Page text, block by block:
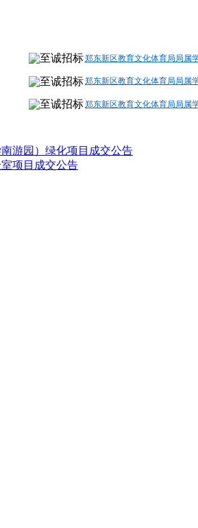
郑东新区教育文化体育局局属
郑东新区教育文化体育局局属
郑东新区教育文化体育局局属
游园）绿化项目成交公告
项目成交公告